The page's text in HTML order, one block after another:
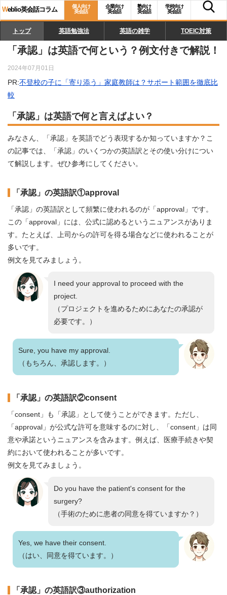
Weblio英会話コラム
個人向け
英会話
企業向け
英会話
塾向け
英会話
学校向け
英会話
トップ 英語勉強法 英語の雑学 TOEIC対策
「承認」は英語で何という？例文付きで解説！
2024年07月01日
PR:不登校の子に「寄り添う」家庭教師は？サポート範囲を徹底比
較
「承認」は英語で何と言えばよい？
みなさん、「承認」を英語でどう表現するか知っていますか？こ
の記事では、「承認」のいくつかの英語訳とその使い分けについ
て解説します。ぜひ参考にしてください。
「承認」の英語訳①approval
「承認」の英語訳として頻繁に使われるのが「approval」です。
この「approval」には、公式に認めるというニュアンスがありま
す。たとえば、上司からの許可を得る場合などに使われることが
多いです。
例文を見てみましょう。
I need your approval to proceed with the
project.
（プロジェクトを進めるためにあなたの承認が
必要です。）
Sure, you have my approval.
（もちろん、承認します。）
「承認」の英語訳②consent
「consent」も「承認」として使うことができます。ただし、
「approval」が公式な許可を意味するのに対し、「consent」は同
意や承諾というニュアンスを含みます。例えば、医療手続きや契
約において使われることが多いです。
例文を見てみましょう。
Do you have the patient's consent for the
surgery?
（手術のために患者の同意を得ていますか？）
Yes, we have their consent.
（はい、同意を得ています。）
「承認」の英語訳③authorization